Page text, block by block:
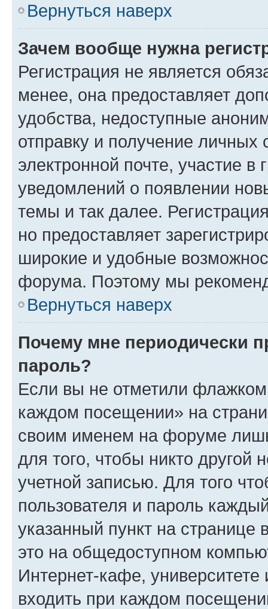
Вернуться наверх
Зачем вообще нужна
Регистрация не является
менее, она предоставляет
удобства, недоступные
отправку и получение
электронной почте, участие в
уведомлений о появлении
темы и так далее.
но предоставляет
широкие и удобные
форума. Поэтому мы
Вернуться наверх
Почему мне периодически
пароль?
Если вы не отметили флажком
каждом посещении» на
своим именем на форуме
для того, чтобы никто другой
учетной записью. Для того
пользователя и пароль
указанный пункт на
это на общедоступном
Интернет-кафе, университете
входить при каждом